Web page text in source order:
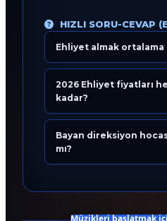
HIZLI SORU-CEVAP
Ehliyet almak
2026 Ehliyet fiyatları
kadar?
Bayan direksiyon
mı?
Eğitim Danışmanı
Bugün 23:55
Müzikleri başlatmak